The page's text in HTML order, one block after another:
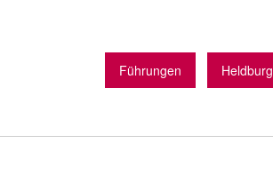
Führungen Heldburg